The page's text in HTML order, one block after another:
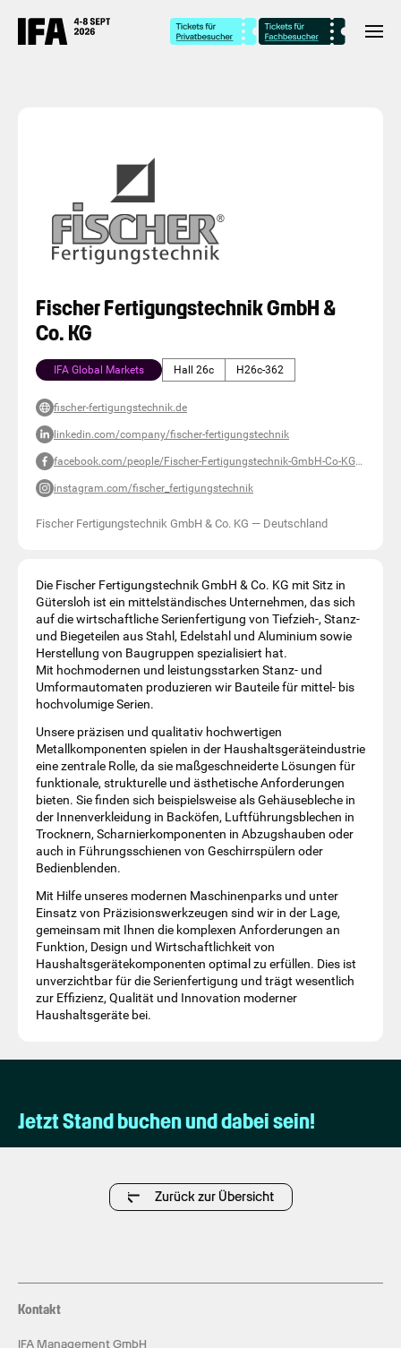
Fischer Fertigungstechnik GmbH &
Co. KG
IFA Global Markets Hall 26c H26c-362
fischer-fertigungstechnik.de
linkedin.com/company/fischer-fertigungstechnik
facebook.com/people/Fischer-Fertigungstechnik-GmbH-Co-KG/100085236531309
instagram.com/fischer_fertigungstechnik
Fischer Fertigungstechnik GmbH & Co. KG — Deutschland
Die Fischer Fertigungstechnik GmbH & Co. KG mit Sitz in
Gütersloh ist ein mittelständisches Unternehmen, das sich
auf die wirtschaftliche Serienfertigung von Tiefzieh-, Stanz-
und Biegeteilen aus Stahl, Edelstahl und Aluminium sowie
Herstellung von Baugruppen spezialisiert hat.
Mit hochmodernen und leistungsstarken Stanz- und
Umformautomaten produzieren wir Bauteile für mittel- bis
hochvolumige Serien.
Unsere präzisen und qualitativ hochwertigen
Metallkomponenten spielen in der Haushaltsgeräteindustrie
eine zentrale Rolle, da sie maßgeschneiderte Lösungen für
funktionale, strukturelle und ästhetische Anforderungen
bieten. Sie finden sich beispielsweise als Gehäusebleche in
der Innenverkleidung in Backöfen, Luftführungsblechen in
Trocknern, Scharnierkomponenten in Abzugshauben oder
auch in Führungsschienen von Geschirrspülern oder
Bedienblenden.
Mit Hilfe unseres modernen Maschinenparks und unter
Einsatz von Präzisionswerkzeugen sind wir in der Lage,
gemeinsam mit Ihnen die komplexen Anforderungen an
Funktion, Design und Wirtschaftlichkeit von
Haushaltsgerätekomponenten optimal zu erfüllen. Dies ist
unverzichtbar für die Serienfertigung und trägt wesentlich
zur Effizienz, Qualität und Innovation moderner
Haushaltsgeräte bei.
Jetzt Stand buchen und dabei sein!
Zurück zur Übersicht
Kontakt
IFA Management GmbH